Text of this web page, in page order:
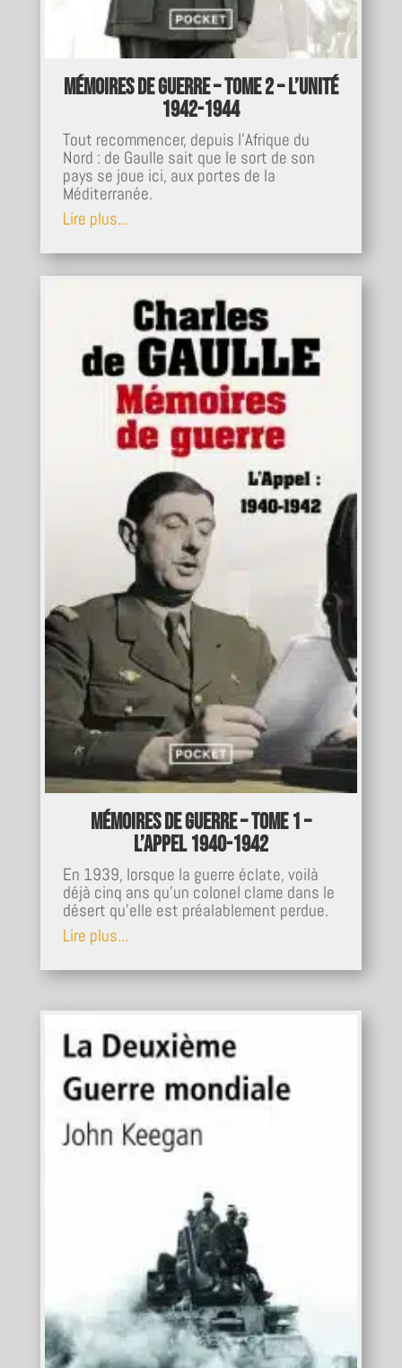
Mémoires de guerre – Tome 2 – L’unité
1942-1944
Tout recommencer, depuis l'Afrique du
Nord : de Gaulle sait que le sort de son
pays se joue ici, aux portes de la
Méditerranée.
Lire plus...
Mémoires de guerre – Tome 1 –
L’appel 1940-1942
En 1939, lorsque la guerre éclate, voilà
déjà cinq ans qu'un colonel clame dans le
désert qu'elle est préalablement perdue.
Lire plus...